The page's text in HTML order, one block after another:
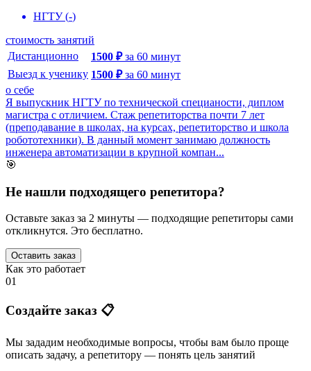
НГТУ(-)
стоимость занятий
Дистанционно
1500 ₽ за 60 минут
Выезд к ученику 1500 ₽ за 60 минут
о себе
Я выпускник НГТУ по технической специаности, диплом
магистра с отличием. Стаж репетиторства почти 7 лет
(преподавание в школах, на курсах, репетиторство и школа
робототехники). В данный момент занимаю должность
инженера автоматизации в крупной компан...
🎯
Не нашли подходящего репетитора?
Оставьте заказ за 2 минуты — подходящие репетиторы сами
откликнутся. Это бесплатно.
Оставить заказ
Как это работает
01
Создайте заказ 📋
Мы зададим необходимые вопросы, чтобы вам было проще
описать задачу, а репетитору — понять цель занятий